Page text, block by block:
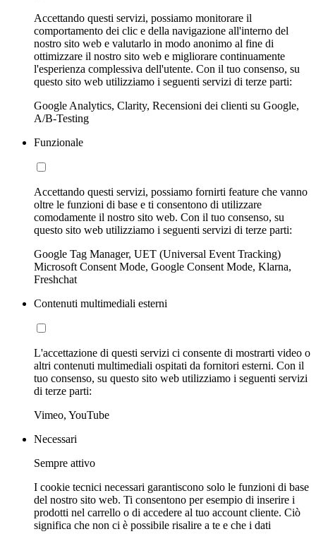
Accettando questi servizi, possiamo monitorare il
comportamento dei clic e della navigazione all'interno del
nostro sito web e valutarlo in modo anonimo al fine di
ottimizzare il nostro sito web e migliorare continuamente
l'esperienza complessiva dell'utente. Con il tuo consenso, su
questo sito web utilizziamo i seguenti servizi di terze parti:
Google Analytics, Clarity, Recensioni dei clienti su Google,
A/B-Testing
Funzionale
Accettando questi servizi, possiamo fornirti feature che vanno
oltre le funzioni di base e ti consentono di utilizzare
comodamente il nostro sito web. Con il tuo consenso, su
questo sito web utilizziamo i seguenti servizi di terze parti:
Google Tag Manager, UET (Universal Event Tracking)
Microsoft Consent Mode, Google Consent Mode, Klarna,
Freshchat
Contenuti multimediali esterni
L'accettazione di questi servizi ci consente di mostrarti video o
altri contenuti multimediali ospitati da fornitori esterni. Con il
tuo consenso, su questo sito web utilizziamo i seguenti servizi
di terze parti:
Vimeo, YouTube
Necessari
Sempre attivo
I cookie tecnici necessari garantiscono solo le funzioni di base
del nostro sito web. Ti consentono per esempio di inserire i
prodotti nel carrello o di accedere al tuo account cliente. Ciò
significa che non ci è possibile risalire a te e che i dati